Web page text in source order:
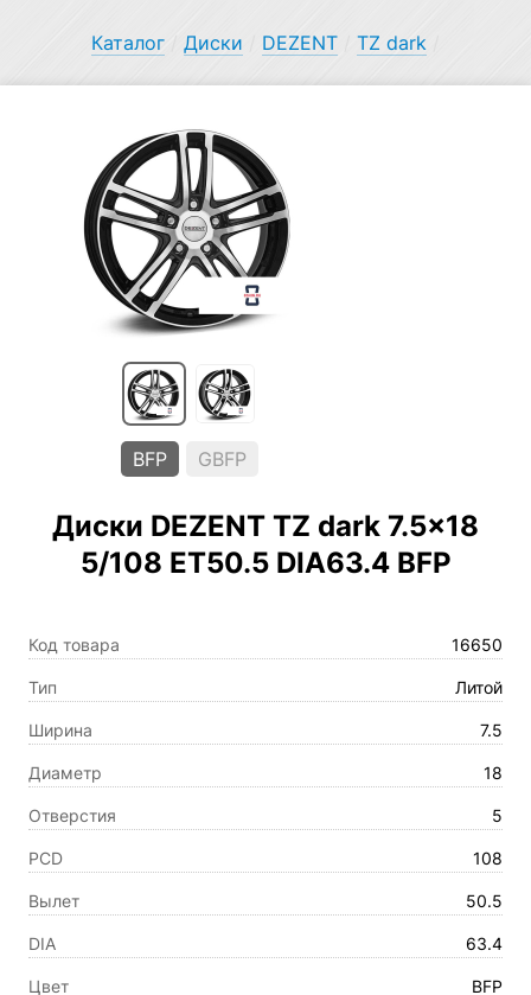
Каталог Диски DEZENT TZ dark
BFP GBFP
Диски DEZENT TZ dark 7.5×18
5/108 ET50.5 DIA63.4 BFP
Код товара 16650
Тип Литой
Ширина 7.5
Диаметр 18
Отверстия 5
PCD 108
Вылет 50.5
DIA 63.4
Цвет BFP